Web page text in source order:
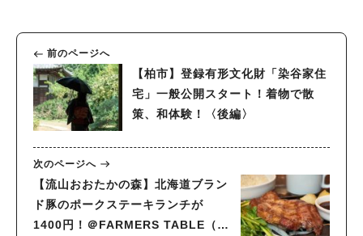
前のページへ
【柏市】登録有形文化財「染谷家住
宅」一般公開スタート！着物で散
策、和体験！〈後編〉
次のページへ
【流山おおたかの森】北海道ブラン
ド豚のポークステーキランチが
1400円！＠FARMERS TABLE（フ